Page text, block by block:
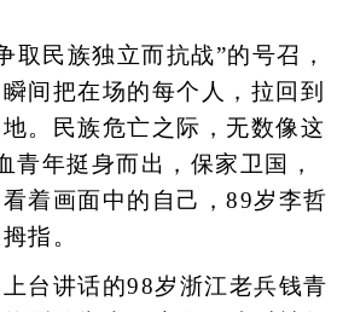
民族独立而抗战”的号召，
间把在场的每个人，拉回到
。民族危亡之际，无数像这
青年挺身而出，保家卫国，
着画面中的自己，89岁李哲
指。
讲话的98岁浙江老兵钱青